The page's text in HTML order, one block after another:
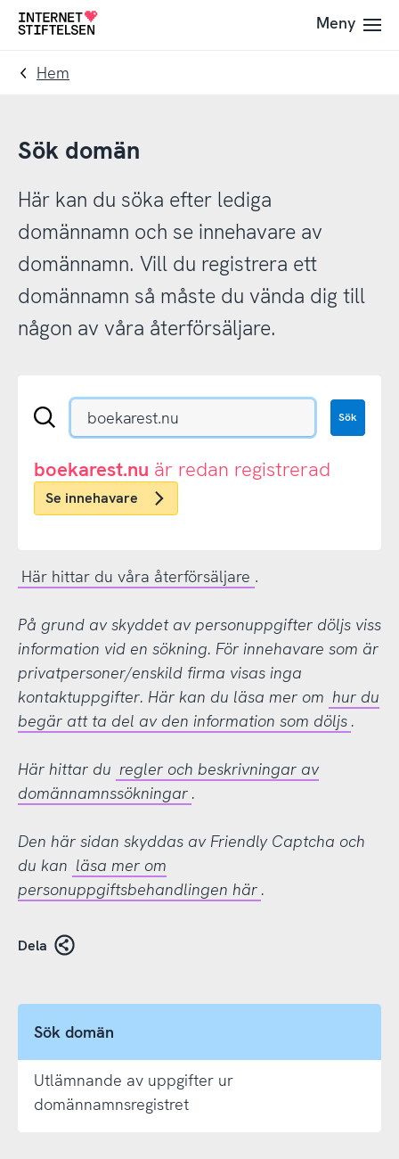
Till
navigering
Till
innehåll
Till
Meny
Hem
Sök domän
Här kan du söka efter lediga
domännamn och se innehavare av
domännamn. Vill du registrera ett
domännamn så måste du vända dig till
någon av våra återförsäljare.
Sök
eller
.nu-
domän
Sök
boekarest.nu är redan registrerad
Se innehavare
Här hittar du våra återförsäljare .
På grund av skyddet av personuppgifter döljs viss
information vid en sökning. För innehavare som är
privatpersoner/enskild firma visas inga
kontaktuppgifter. Här kan du läsa mer om hur du
begär att ta del av den information som döljs .
Här hittar du regler och beskrivningar av
domännamnssökningar .
Den här sidan skyddas av Friendly Captcha och
du kan läsa mer om
personuppgiftsbehandlingen här .
Dela
Sök domän
Utlämnande av uppgifter ur
domännamnsregistret